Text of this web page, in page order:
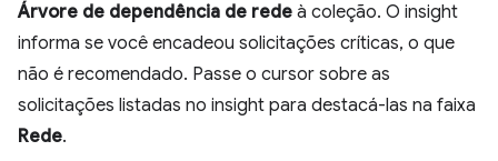
Árvore de dependência de rede à coleção. O insight
informa se você encadeou solicitações críticas, o que
não é recomendado. Passe o cursor sobre as
solicitações listadas no insight para destacá-las na faixa
Rede.